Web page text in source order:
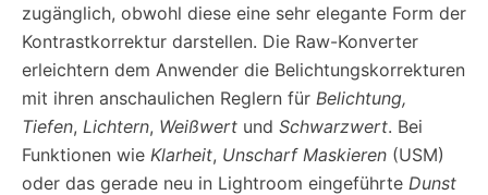
zugänglich, obwohl diese eine sehr elegante Form der
Kontrastkorrektur darstellen. Die Raw-Konverter
erleichtern dem Anwender die Belichtungskorrekturen
mit ihren anschaulichen Reglern für Belichtung,
Tiefen, Lichtern, Weißwert und Schwarzwert. Bei
Funktionen wie Klarheit, Unscharf Maskieren (USM)
oder das gerade neu in Lightroom eingeführte Dunst